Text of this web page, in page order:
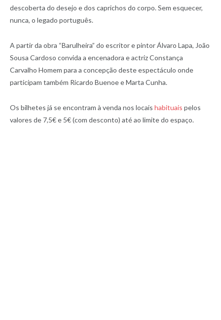
descoberta do desejo e dos caprichos do corpo. Sem esquecer,
nunca, o legado português.
A partir da obra “Barulheira” do escritor e pintor Álvaro Lapa, João
Sousa Cardoso convida a encenadora e actriz Constança
Carvalho Homem para a concepção deste espectáculo onde
participam também Ricardo Buenoe e Marta Cunha.
Os bilhetes já se encontram à venda nos locais habituais pelos
valores de 7,5€ e 5€ (com desconto) até ao limite do espaço.